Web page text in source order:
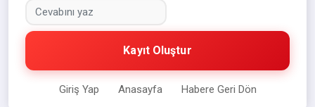
Kayıt Oluştur
Giriş Yap Anasayfa Habere Geri Dön